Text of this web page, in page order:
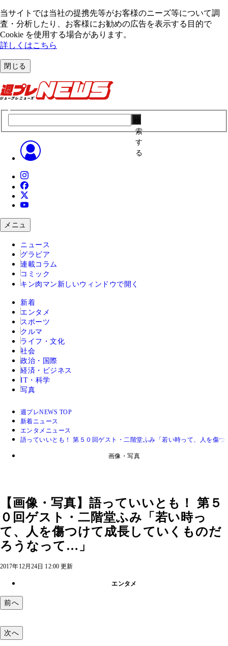
当サイトでは当社の提携先等がお客様のニーズ等について調
査・分析したり、お客様にお勧めの広告を表⽰する⽬的で
Cookie を使⽤する場合があります。
詳しくはこちら
閉じる
索
す
る
メニュ
ニュース
グラビア
連載コラム
コミック
キン肉マン 新しいウィンドウで開く
新着
エンタメ
スポーツ
クルマ
ライフ・文化
社会
政治・国際
経済・ビジネス
IT・科学
写真
週プレNEWS TOP
新着ニュース
エンタメニュース
語っていいとも！ 第５０回ゲスト・二階堂ふみ「若い時って、人を傷
画像・写真
【画像・写真】語っていいとも！ 第５
０回ゲスト・二階堂ふみ「若い時っ
て、人を傷つけて成長していくものだ
ろうなって…」
2017年12月24日 12:00 更新
エンタメ
前へ
次へ